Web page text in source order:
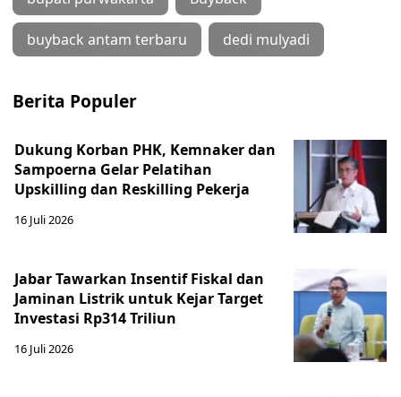
buyback antam terbaru dedi mulyadi
Berita Populer
Dukung Korban PHK, Kemnaker dan
Sampoerna Gelar Pelatihan
Upskilling dan Reskilling Pekerja
16 Juli 2026
Jabar Tawarkan Insentif Fiskal dan
Jaminan Listrik untuk Kejar Target
Investasi Rp314 Triliun
16 Juli 2026